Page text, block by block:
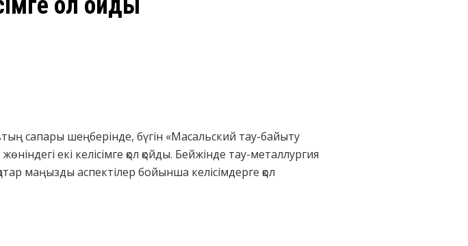
сапары шеңберінде, бүгін «Масальский тау-байыту
екі келісімге қол қойды. Бейжінде тау-металлургия
маңызды аспектілер бойынша келісімдерге қол